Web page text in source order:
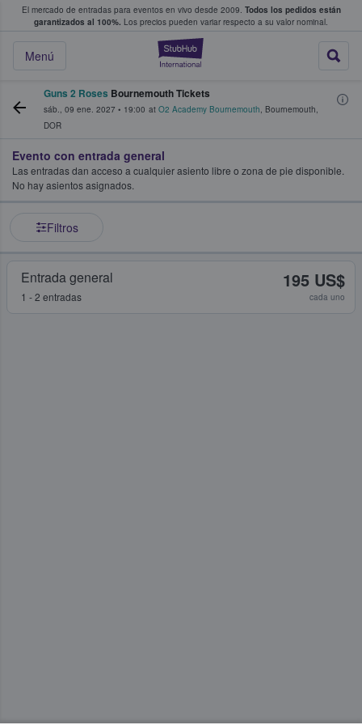
El mercado de entradas para eventos en vivo desde 2009. Todos los pedidos están
garantizados al 100%. Los precios pueden variar respecto a su valor nominal.
StubHub:
Menú
y venta de entradas entre fans
Guns 2 Roses Bournemouth Tickets
sáb., 09 ene. 2027 • 19:00 at O2 Academy Bournemouth, Bournemouth,
DOR
Evento con entrada general
Las entradas dan acceso a cualquier asiento libre o zona de pie disponible.
No hay asientos asignados.
Filtros
Entrada general
1 - 2 entradas
195 US$
cada uno